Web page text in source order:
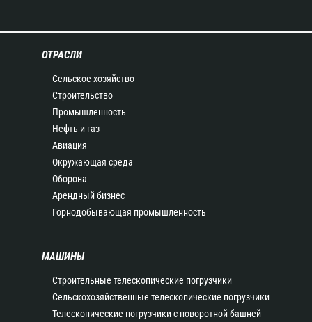
ОТРАСЛИ
Сельское хозяйство
Строительство
Промышленность
Нефть и газ
Авиация
Окружающая среда
Оборона
Арендный бизнес
Горнодобывающая промышленность
МАШИНЫ
Строительные телескопические погрузчики
Сельскохозяйственные телескопические погрузчики
Телескопические погрузчики с поворотной башней